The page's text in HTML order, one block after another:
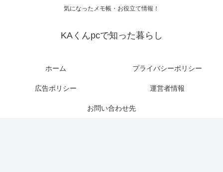
気になったメモ帳・お役立て情報！
KAくんpcで知った暮らし
ホーム プライバシーポリシー
広告ポリシー 運営者情報
お問い合わせ先